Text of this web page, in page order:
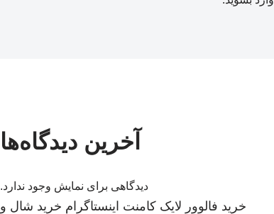
آخرین دیدگاه‌ها
دیدگاهی برای نمایش وجود ندارد.
خرید فالوور لایک کامنت اینستاگرام خرید شال و